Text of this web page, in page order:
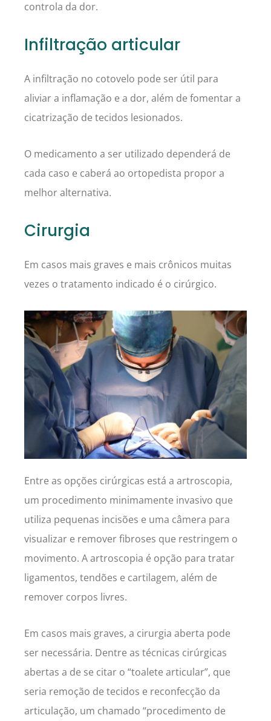
controla da dor.
Infiltração articular
A infiltração no cotovelo pode ser útil para
aliviar a inflamação e a dor, além de fomentar a
cicatrização de tecidos lesionados.
O medicamento a ser utilizado dependerá de
cada caso e caberá ao ortopedista propor a
melhor alternativa.
Cirurgia
Em casos mais graves e mais crônicos muitas
vezes o tratamento indicado é o cirúrgico.
Entre as opções cirúrgicas está a artroscopia,
um procedimento minimamente invasivo que
utiliza pequenas incisões e uma câmera para
visualizar e remover fibroses que restringem o
movimento. A artroscopia é opção para tratar
ligamentos, tendões e cartilagem, além de
remover corpos livres.
Em casos mais graves, a cirurgia aberta pode
ser necessária. Dentre as técnicas cirúrgicas
abertas a de se citar o “toalete articular”, que
seria remoção de tecidos e reconfecção da
articulação, um chamado “procedimento de